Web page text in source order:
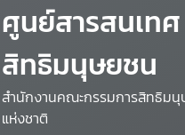
ศูนย์สารสนเทศ
สิทธิมนุษยชน
สำนักงานคณะกรรมการสิทธิม
แห่งชาติ